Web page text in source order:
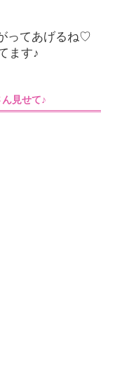
ってあげるね♡
ます♪
見せて♪